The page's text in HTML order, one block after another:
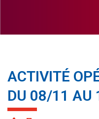
ACTIVITÉ
DU 08/11 AU